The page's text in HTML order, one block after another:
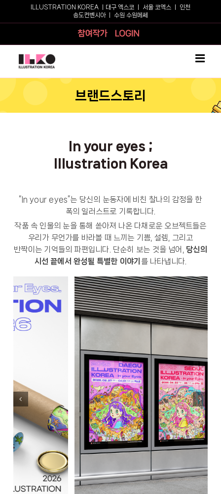
ILLUSTRATION KOREA ㅣ 대구 엑스코 서울 코엑스
인천
송도컨벤시아ㅣ 수원 수원메쎄
참여작가
브랜드스토리
In your eyes ;
Illustration Korea
“In your eyes”는 당신의 눈동자에 비친 찰나의 감정을 한
폭의 일러스트로 기록합니다.
작품 속 인물의 눈을 통해 쏟아져 나온 다채로운 오브젝트들은
우리가 무언가를 바라볼 때 느끼는 기쁨, 설렘, 그리고
반짝이는 기억들의 파편입니다. 단순히 보는 것을 넘어, 당신의
시선 끝에서 완성될 특별한 이야기 를 나타냅니다.